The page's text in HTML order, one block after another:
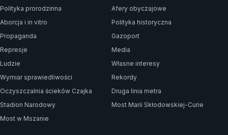
Polityka prorodzinna
Afery obyczajowe
Aborcja i in vitro
Polityka historyczna
Propaganda
Gazoport
Represje
Media
Ludzie
Własne interesy
Wymiar sprawiedliwości
Rekordy
Oczyszczalnia ścieków Czajka
Druga linia metra
Stadion Narodowy
Most Marii Skłodowskiej-Curie
Most w Mszanie